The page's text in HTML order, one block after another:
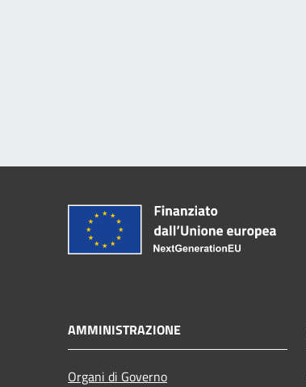
AMMINISTRAZIONE
Organi di Governo